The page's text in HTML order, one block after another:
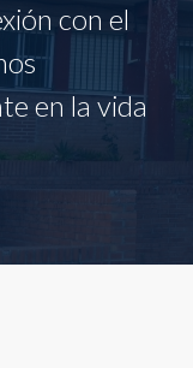
con el
en la vida